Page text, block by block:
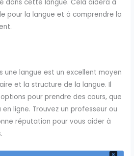
dans cette langue. Cela aidera à
pour la langue et à comprendre la
une langue est un excellent moyen
et la structure de la langue. Il
pour prendre des cours, que
ligne. Trouvez un professeur ou
réputation pour vous aider à